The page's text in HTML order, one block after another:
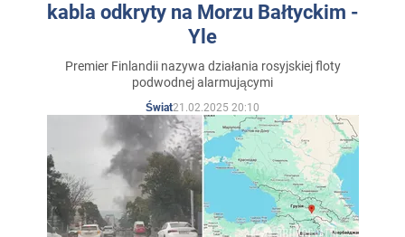
kabla odkryty na Morzu Bałtyckim -
Yle
Premier Finlandii nazywa działania rosyjskiej floty
podwodnej alarmującymi
Świat21.02.2025 20:10